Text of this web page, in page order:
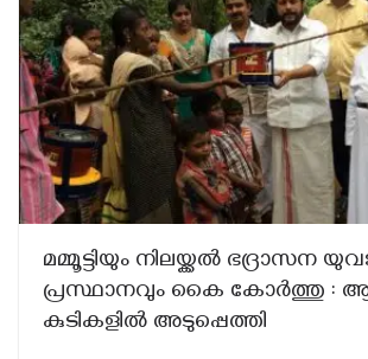
മമ്മൂട്ടിയും നിലയ്ക്കൽ ഭദ്രാസന
പ്രസ്ഥാനവും കൈ കോർത്തു :
കുടികളിൽ അടുപ്പെത്തി